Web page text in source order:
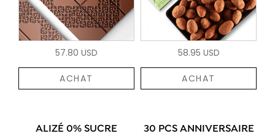
57.80 USD
ACHAT
58.95 USD
ACHAT
ALIZÉ 0% SUCRE 30 PCS ANNIVERSAIRE